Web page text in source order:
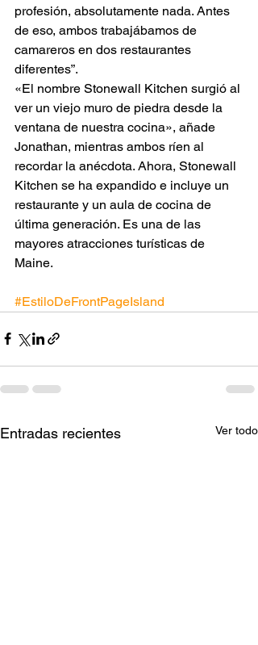
profesión, absolutamente nada. Antes
de eso, ambos trabajábamos de
camareros en dos restaurantes
diferentes”.
«El nombre Stonewall Kitchen surgió al
ver un viejo muro de piedra desde la
ventana de nuestra cocina», añade
Jonathan, mientras ambos ríen al
recordar la anécdota. Ahora, Stonewall
Kitchen se ha expandido e incluye un
restaurante y un aula de cocina de
última generación. Es una de las
mayores atracciones turísticas de
Maine.
#EstiloDeFrontPageIsland
Entradas recientes Ver todo